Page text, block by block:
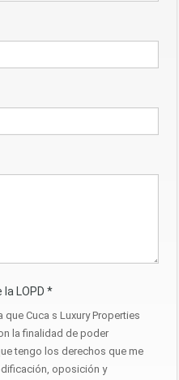
LOPD *
Cuca s Luxury Properties
la finalidad de poder
tengo los derechos que me
oposición y